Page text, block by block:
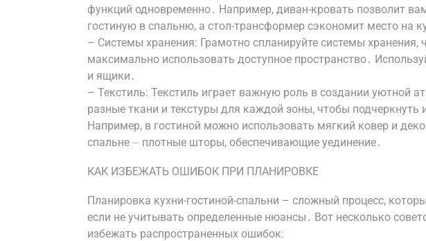
функций одновременно․ Например, диван-кровать позволит
гостиную в спальню, а стол-трансформер сэкономит место на
– Системы хранения: Грамотно спланируйте системы хранения,
максимально использовать доступное пространство․
и ящики․
– Текстиль: Текстиль играет важную роль в создании уютной
разные ткани и текстуры для каждой зоны, чтобы подчеркнуть
Например, в гостиной можно использовать мягкий ковер и
спальне ⏤ плотные шторы, обеспечивающие уединение․
КАК ИЗБЕЖАТЬ ОШИБОК ПРИ ПЛАНИРОВКЕ
Планировка кухни-гостиной-спальни – сложный процесс,
если не учитывать определенные нюансы․ Вот несколько
избежать распространенных ошибок: